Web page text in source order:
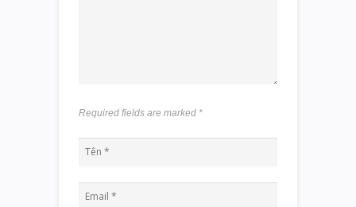
Required fields are marked *